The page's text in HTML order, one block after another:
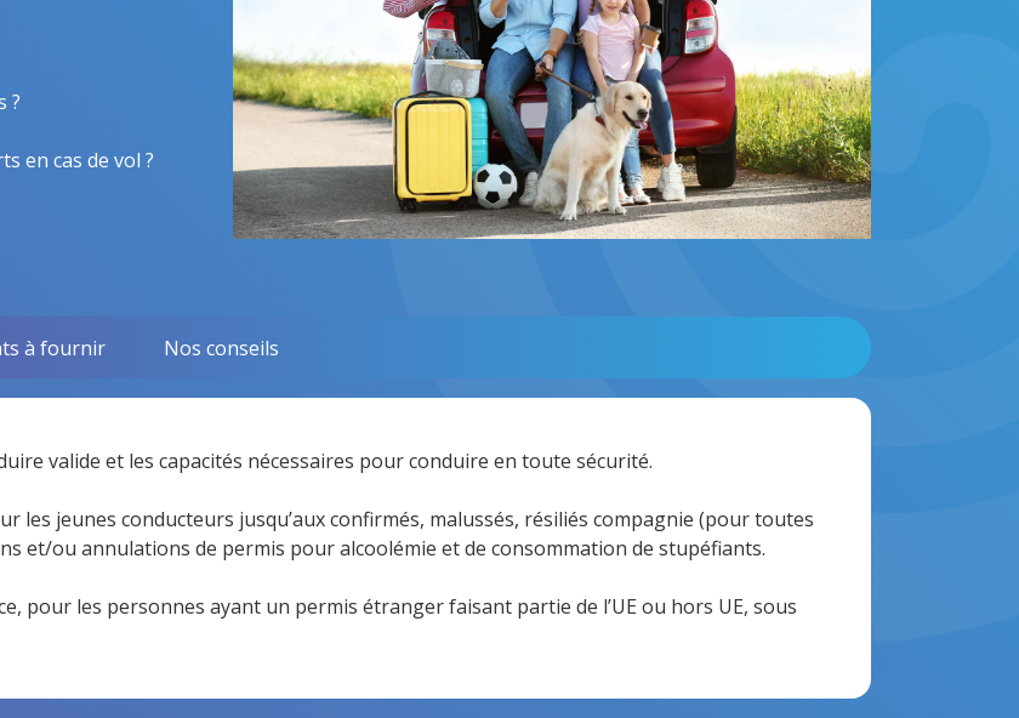
?
en cas de vol ?
à fournir Nos conseils
valide et les capacités nécessaires pour conduire en toute sécurité.
les jeunes conducteurs jusqu’aux confirmés, malussés, résiliés compagnie (pour toutes
et/ou annulations de permis pour alcoolémie et de consommation de stupéfiants.
pour les personnes ayant un permis étranger faisant partie de l’UE ou hors UE, sous